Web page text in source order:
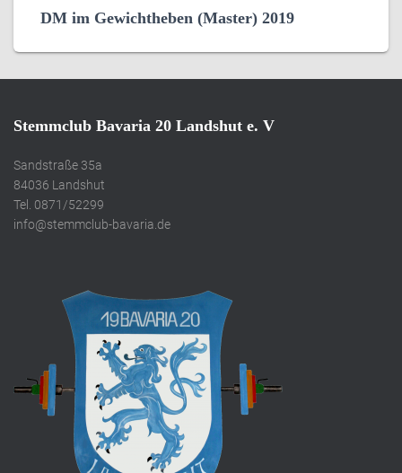
DM im Gewichtheben (Master) 2019
Stemmclub Bavaria 20 Landshut e. V
Sandstraße 35a
84036 Landshut
Tel. 0871/52299
info@stemmclub-bavaria.de